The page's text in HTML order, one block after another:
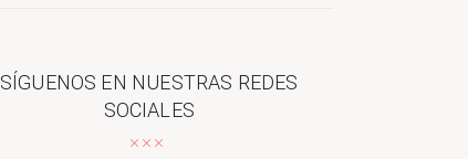
SÍGUENOS EN NUESTRAS REDES
SOCIALES